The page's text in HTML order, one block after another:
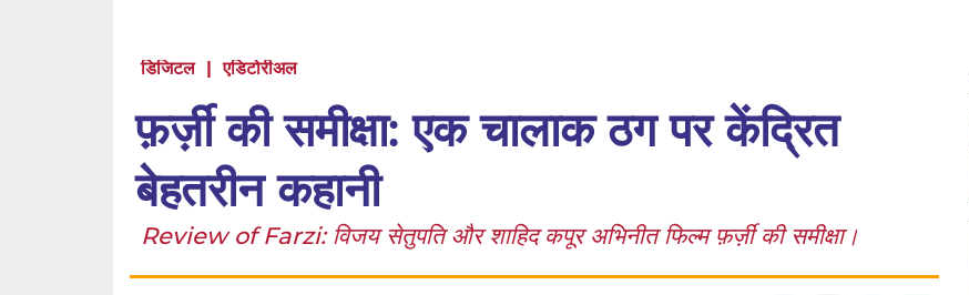
डिजिटल | एडिटोरीअल
फ़र्ज़ी की समीक्षा: एक चालाक ठग पर केंद्रित
बेहतरीन कहानी
Review of Farzi: विजय सेतुपति और शाहिद कपूर अभिनीत फिल्म फ़र्ज़ी की समीक्षा।